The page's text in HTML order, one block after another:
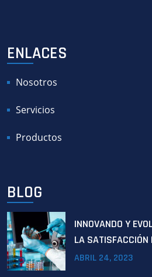
ENLACES
Nosotros
Servicios
Productos
BLOG
INNOVANDO Y
LA SATISFACCIÓN
ABRIL 24, 2023